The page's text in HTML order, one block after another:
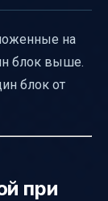
на
блок выше.
блок от
при